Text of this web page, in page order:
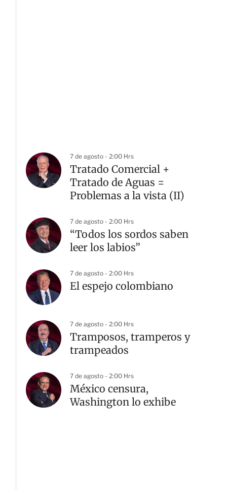
7 de agosto - 2:00 Hrs
Tratado Comercial +
Tratado de Aguas =
Problemas a la vista (II)
7 de agosto - 2:00 Hrs
“Todos los sordos saben
leer los labios”
7 de agosto - 2:00 Hrs
El espejo colombiano
7 de agosto - 2:00 Hrs
Tramposos, tramperos y
trampeados
7 de agosto - 2:00 Hrs
México censura,
Washington lo exhibe